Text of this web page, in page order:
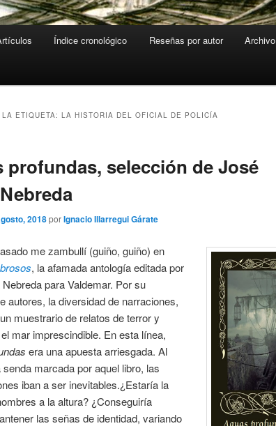
Índice cronológico Reseñas por autor Archivo
ETIQUETA: LA HISTORIA DEL OFICIAL DE POLICÍA
profundas, selección de José
2018porIgnacio Illarregui Gárate
me zambullí (guiño, guiño) en
, la afamada antología editada por
para Valdemar. Por su
autores, la diversidad de narraciones,
muestrario de relatos de terror y
mar imprescindible. En esta línea,
era una apuesta arriesgada. Al
marcada por aquel libro, las
iban a ser inevitables.¿Estaría la
a la altura? ¿Conseguiría
las señas de identidad, variando